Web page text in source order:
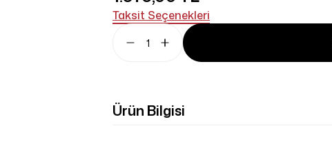
Taksit Seçenekleri
Ürün Bilgisi